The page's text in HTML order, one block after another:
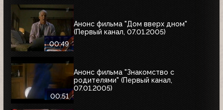
00:49
Анонс фильма "Дом вверх дном"
(Первый канал, 07.01.2005)
00:51
Анонс фильма "Знакомство с
родителями" (Первый канал,
07.01.2005)